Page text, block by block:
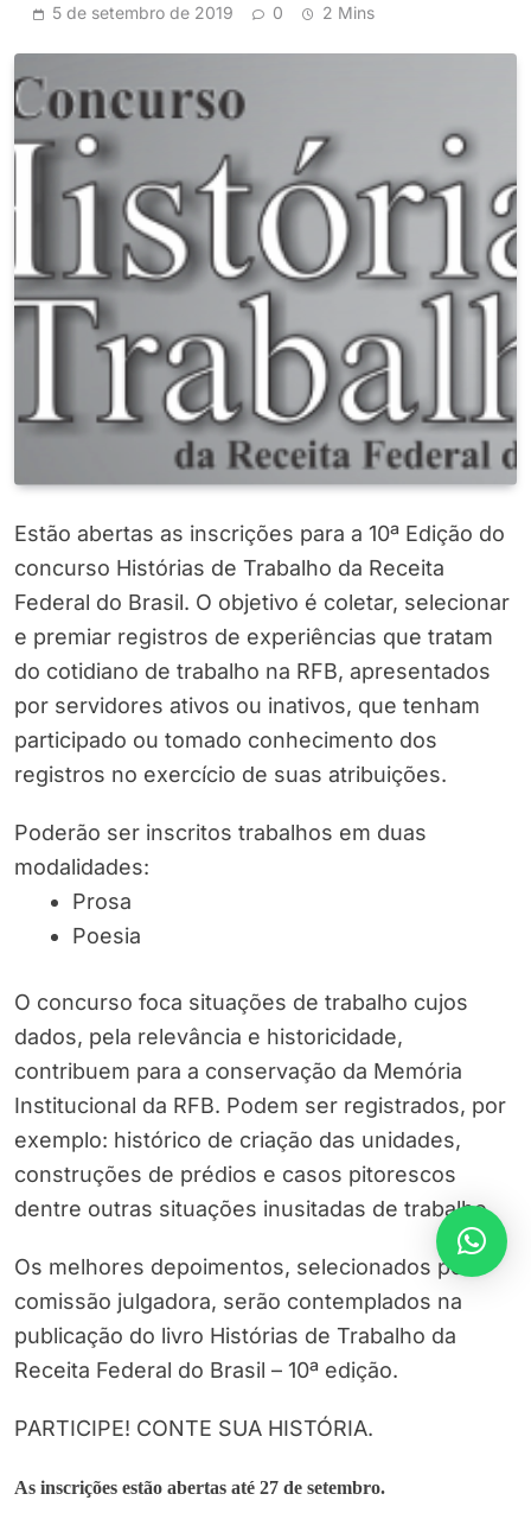
5 de setembro de 2019 0 2 Mins
Estão abertas as inscrições para a 10ª Edição do
concurso Histórias de Trabalho da Receita
Federal do Brasil. O objetivo é coletar, selecionar
e premiar registros de experiências que tratam
do cotidiano de trabalho na RFB, apresentados
por servidores ativos ou inativos, que tenham
participado ou tomado conhecimento dos
registros no exercício de suas atribuições.
Poderão ser inscritos trabalhos em duas
modalidades:
Prosa
Poesia
O concurso foca situações de trabalho cujos
dados, pela relevância e historicidade,
contribuem para a conservação da Memória
Institucional da RFB. Podem ser registrados, por
exemplo: histórico de criação das unidades,
construções de prédios e casos pitorescos
dentre outras situações inusitadas de trabalho.
Os melhores depoimentos, selecionados por
comissão julgadora, serão contemplados na
publicação do livro Histórias de Trabalho da
Receita Federal do Brasil – 10ª edição.
PARTICIPE! CONTE SUA HISTÓRIA.
As inscrições estão abertas até 27 de setembro.